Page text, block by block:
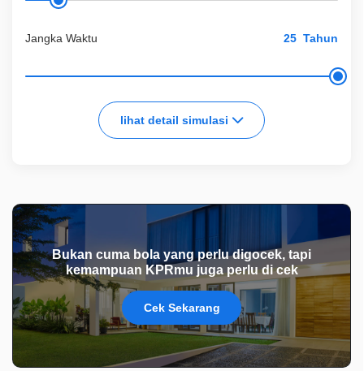
Jangka Waktu Tahun
lihat detail simulasi
Bukan cuma bola yang perlu digocek, tapi
kemampuan KPRmu juga perlu di cek
Cek Sekarang